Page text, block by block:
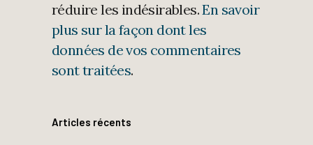
réduire les indésirables.En savoir
plus sur la façon dont les
données de vos commentaires
sont traitées.
Articles récents